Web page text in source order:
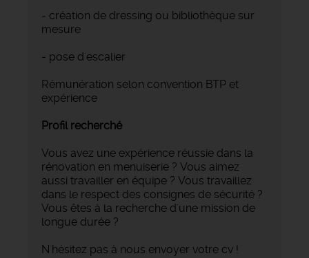
- création de dressing ou bibliothèque sur
mesure
- pose d'escalier
Rémunération selon convention BTP et
expérience
Profil recherché
Vous avez une expérience réussie dans la
rénovation en menuiserie ? Vous aimez
aussi travailler en équipe ? Vous travaillez
dans le respect des consignes de sécurité ?
Vous êtes à la recherche d'une mission de
longue durée ?
N'hésitez pas à nous envoyer votre cv !